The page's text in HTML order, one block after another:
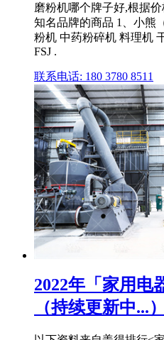
磨粉机哪个牌子好,根据
知名品牌的商品 1、小熊
粉机 中药粉碎机 料理机
FSJ .
联系电话: 180 3780 8511
2022年「家用电
（持续更新中...